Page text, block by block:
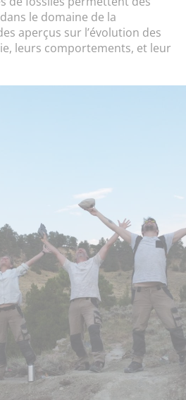
le domaine de la
aperçus sur l’évolution des
leurs comportements, et leur